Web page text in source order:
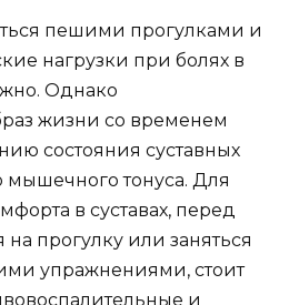
пешими прогулками и
нагрузки при болях в
Однако
жизни со временем
состояния суставных
тонуса. Для
в суставах, перед
на прогулку или заняться
упражнениями, стоит
и